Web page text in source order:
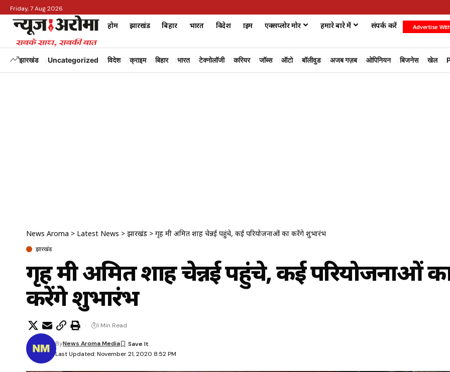
Friday, 7 Aug 2026
होम झारखंड बिहार भारत विदेश क्राइम एक्सप्लोर मोर हमारे बारे में संपर्क करें Advertise
झारखंड Uncategorized विदेश क्राइम बिहार भारत टेक्नोलॉजी करियर जॉब्स ऑटो बॉलीवुड अजब गज़ब ओपिनियन बिजनेस खेल
News Aroma > Latest News > झारखंड > गृह मंत्री अमित शाह चेन्नई पहुंचे, कई परियोजनाओं का करेंगे शुभारंभ
झारखंड
गृह मंत्री अमित शाह चेन्नई पहुंचे, कई परियोजनाओं
करेंगे शुभारंभ
Last Updated: November 21, 2020 8:52 PM
ByNews Aroma Media
1 Min Read